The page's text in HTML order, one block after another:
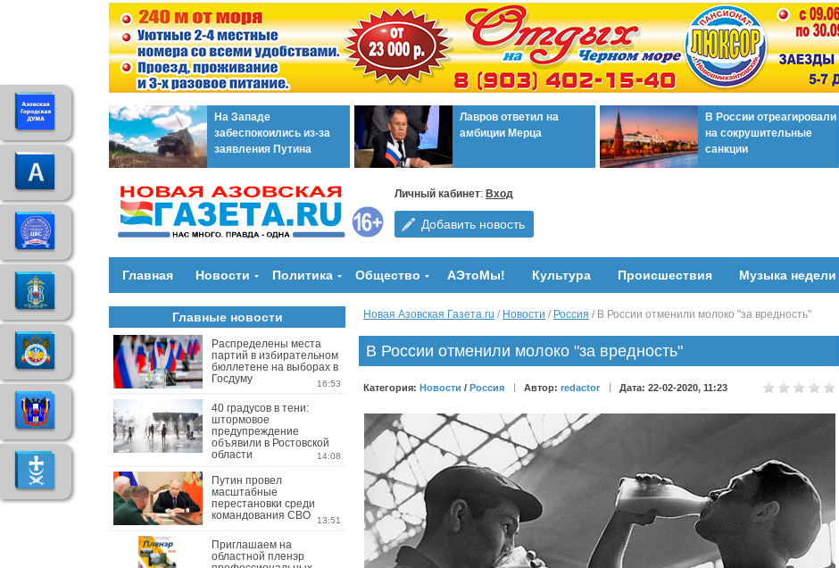
На Западе
забеспокоились из-за
заявления Путина
Лавров ответил на
амбиции Мерца
В России отреагировали
на сокрушительные
санкции
Личный кабинет: Вход
Добавить новость
Главная Новости Политика Общество АЭтоМы! Культура Происшествия Музыка недели
Новая Азовская Газета.ru / Новости / Россия / В России отменили молоко "за вредность"
В России отменили молоко "за вредность"
Категория: Новости / Россия Автор: redactor Дата: 22-02-2020, 11:23
Главные новости
Распределены места
партий в избирательном
бюллетене на выборах в
Госдуму
16:53
40 градусов в тени:
штормовое
предупреждение
объявили в Ростовской
области
14:08
Путин провел
масштабные
перестановки среди
командования СВО
13:51
Приглашаем на
областной пленэр